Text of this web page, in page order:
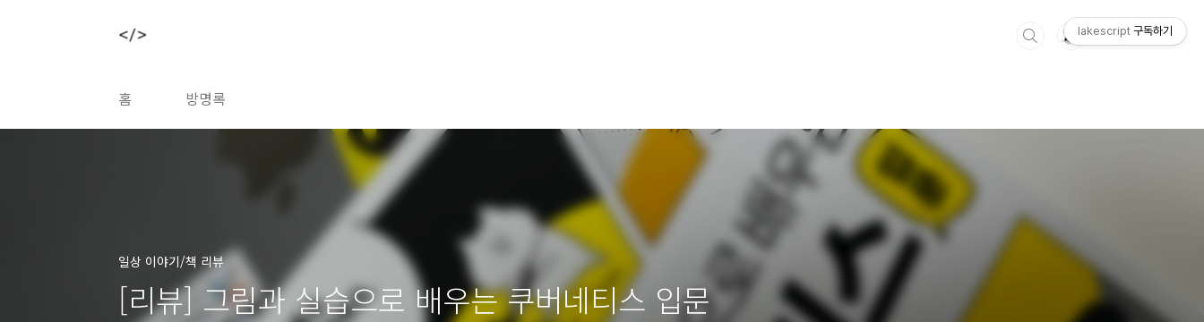
홈 방명록
일상 이야기/책 리뷰
[리뷰] 그림과 실습으로 배우는 쿠버네티스 입문
lakescript 구독하기